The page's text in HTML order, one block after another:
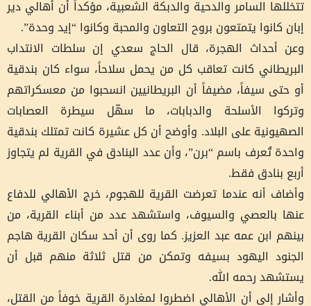
تتخللها السامر والدحية والدبكة الشعبية، مؤكداً أن أهالي دير
إبان كانوا يتمتعون بروح التعاون والمحبة وكانوا “إيد وحدة”.
وعن أحداث الهجرة، قال الحاج سعدي إن سلطات الانتداب
البريطاني كانت تعاقب كل من يحمل سلاحاً، سواء كان بندقية
أو حتى سيفاً، مضيفاً أن البريطانيين انسحبوا من معسكراتهم
وتركوا الأسلحة والدبابات، ما سهّل سيطرة العصابات
الصهيونية على البلاد. وأوضح أن كل عشيرة كانت تمتلك بندقية
واحدة تُعرف باسم “برن”، وأن عدد البنادق في القرية لم يتجاوز
أربع بنادق فقط.
وأضاف أنه عندما تعرضت القرية للهجوم، خرج الأهالي للدفاع
عنها بالعصي والسيوف، واستشهد عدد من أبناء القرية، من
بينهم ابن عمه عبد العزيز. كما روى أن أحد سكان القرية هاجم
الجنود اليهود بسيفه وتمكن من قتل ثلاثة منهم قبل أن
يستشهد رحمه الله.
وأشار إلى أن الأهالي اضطروا لمغادرة القرية خوفاً من القتل،